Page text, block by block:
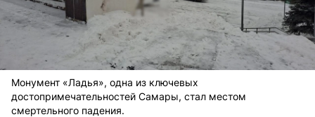
Монумент «Ладья», одна из ключевых
достопримечательностей Самары, стал местом
смертельного падения.